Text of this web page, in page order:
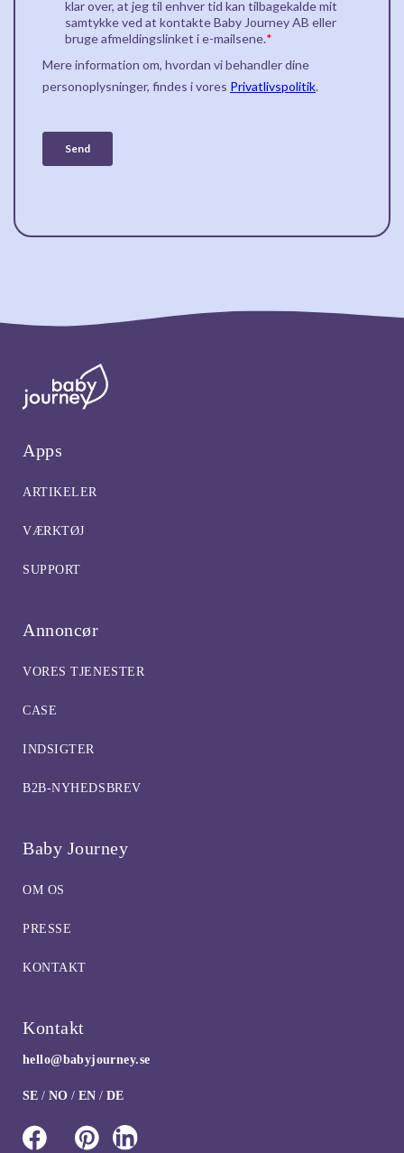
Apps
ARTIKELER
VÆRKTØJ
SUPPORT
Annoncør
VORES TJENESTER
CASE
INDSIGTER
B2B-NYHEDSBREV
Baby Journey
OM OS
PRESSE
KONTAKT
Kontakt
hello@babyjourney.se
SE / NO / EN / DE